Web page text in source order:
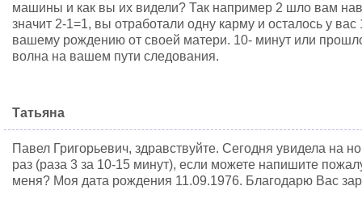
машины и как вы их видели? Так например 2 шло вам
значит 2-1=1, вы отработали одну карму и осталось у
вашему рождению от своей матери. 10- минут или
волна на вашем пути следования.
Татьяна
Павел Григорьевич, здравствуйте. Сегодня увидела на
раз (раза 3 за 10-15 минут), если можете напишите
меня? Моя дата рождения 11.09.1976. Благодарю Вас